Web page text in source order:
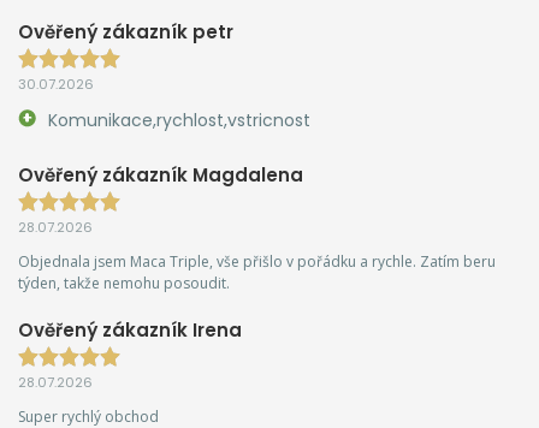
Ověřený zákazník petr
30.07.2026
Komunikace,rychlost,vstricnost
Ověřený zákazník Magdalena
28.07.2026
Objednala jsem Maca Triple, vše přišlo v pořádku a rychle. Zatím beru
týden, takže nemohu posoudit.
Ověřený zákazník Irena
28.07.2026
Super rychlý obchod